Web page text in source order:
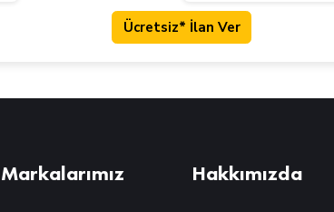
Ücretsiz* İlan Ver
Markalarımız Hakkımızda